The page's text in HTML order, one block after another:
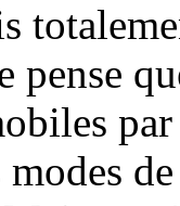
pense
modes